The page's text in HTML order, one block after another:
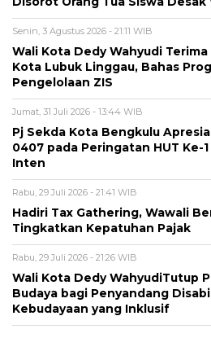
Senin, 3 Agustus 2026 - 21:11 WIB
Wali Kota Dedy Wahyudi
Kota Lubuk Linggau, Bahas
Pengelolaan ZIS
Jumat, 31 Juli 2026 - 13:44 WIB
Pj Sekda Kota Bengkulu
0407 pada Peringatan HUT Ke-1
Inten
Rabu, 29 Juli 2026 - 21:41 WIB
Hadiri Tax Gathering, Wawali
Tingkatkan Kepatuhan Pajak
Rabu, 29 Juli 2026 - 21:26 WIB
Wali Kota Dedy WahyudiTutup
Budaya bagi Penyandang
Kebudayaan yang Inklusif